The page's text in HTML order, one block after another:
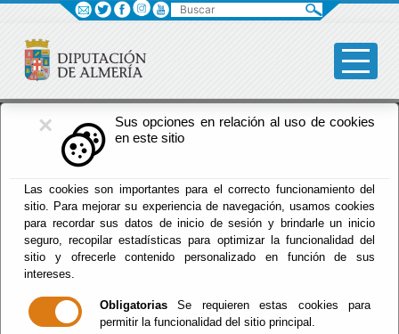
×
Sus opciones en relación al uso de cookies
en este sitio
Las cookies son importantes para el correcto funcionamiento del
sitio. Para mejorar su experiencia de navegación, usamos cookies
para recordar sus datos de inicio de sesión y brindarle un inicio
seguro, recopilar estadísticas para optimizar la funcionalidad del
sitio y ofrecerle contenido personalizado en función de sus
intereses.
Obligatorias Se requieren estas cookies para
permitir la funcionalidad del sitio principal.
Fomento
Menú Fomento
Inicio -Fomento - Vias Provinciales
Vias Provinciales
Buscar